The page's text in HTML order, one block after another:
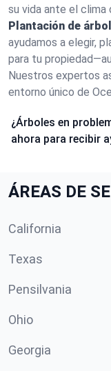
su vida ante el clima
Plantación de
ayudamos a elegir,
para tu
Nuestros expertos
entorno único de
¿Árboles en
ahora para recibir
ÁREAS DE
California
Texas
Pensilvania
Ohio
Georgia